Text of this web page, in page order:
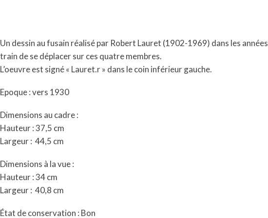
Un dessin au fusain réalisé par Robert Lauret (1902-1969) dans les
train de se déplacer sur ces quatre membres.
L’oeuvre est signé « Lauret.r » dans le coin inférieur gauche.
Epoque : vers 1930
Dimensions au cadre :
Hauteur : 37,5 cm
Largeur : 44,5 cm
Dimensions à la vue :
Hauteur : 34 cm
Largeur : 40,8 cm
État de conservation : Bon